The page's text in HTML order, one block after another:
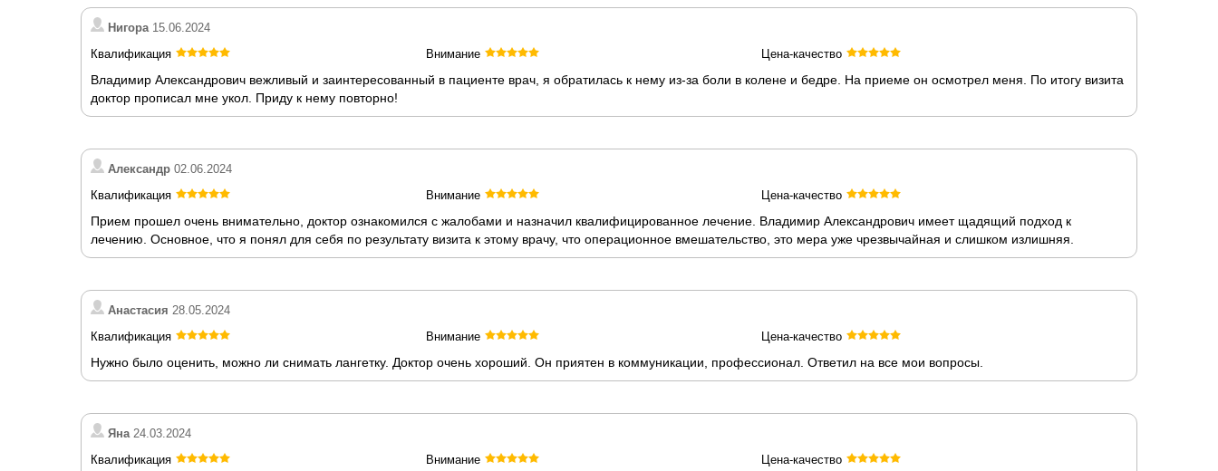
Нигора15.06.2024
Квалификация
Внимание Цена-качество
Владимир Александрович вежливый и заинтересованный в пациенте врач, я обратилась к нему из-за боли в колене и бедре. На приеме он осмотрел меня. По итогу визита
доктор прописал мне укол. Приду к нему повторно!
Александр 02.06.2024
Квалификация
Внимание Цена-качество
Прием прошел очень внимательно, доктор ознакомился с жалобами и назначил квалифицированное лечение. Владимир Александрович имеет щадящий подход к
лечению. Основное, что я понял для себя по результату визита к этому врачу, что операционное вмешательство, это мера уже чрезвычайная и слишком излишняя.
Анастасия 28.05.2024
Квалификация
Внимание Цена-качество
Нужно было оценить, можно ли снимать лангетку. Доктор очень хороший. Он приятен в коммуникации, профессионал. Ответил на все мои вопросы.
Яна24.03.2024
Квалификация
Внимание Цена-качество